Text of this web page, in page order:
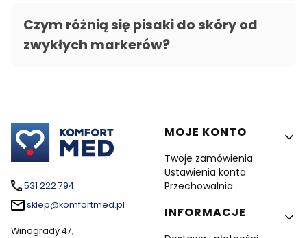
Czym różnią się pisaki do skóry od
zwykłych markerów?
531 222 794
sklep@komfortmed.pl
Winogrady 47,
Linki w stopce
MOJE KONTO
Twoje zamówienia
Ustawienia konta
Przechowalnia
INFORMACJE